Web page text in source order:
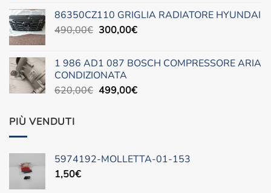
originale
era:
attuale
è:
86350CZ110 GRIGLIA RADIATORE HYUNDAI
490,00€ Il
era:
490,00€.
300,00€Il
è:
1 986 AD1 087 BOSCH COMPRESSORE ARIA
CONDIZIONATA
620,00€ Il
499,00€Il
PIÙ VENDUTI
5974192-MOLLETTA-01-153
1,50€